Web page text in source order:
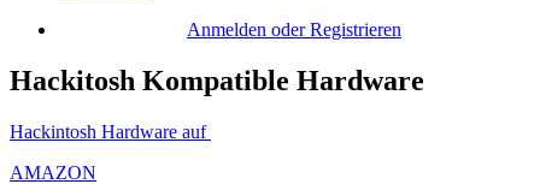
Anmelden oder Registrieren
Hackitosh Kompatible Hardware
Hackintosh Hardware auf
AMAZON